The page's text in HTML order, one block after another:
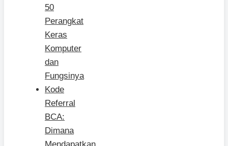
50
Perangkat
Keras
Komputer
dan
Fungsinya
Kode
Referral
BCA:
Dimana